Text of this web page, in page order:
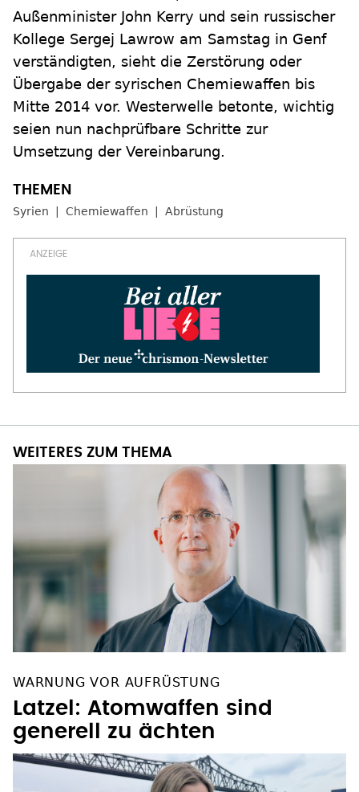
Außenminister John Kerry und sein russischer
Kollege Sergej Lawrow am Samstag in Genf
verständigten, sieht die Zerstörung oder
Übergabe der syrischen Chemiewaffen bis
Mitte 2014 vor. Westerwelle betonte, wichtig
seien nun nachprüfbare Schritte zur
Umsetzung der Vereinbarung.
Syrien Chemiewaffen Abrüstung
WEITERES ZUM THEMA
WARNUNG VOR AUFRÜSTUNG
Latzel: Atomwaffen sind
generell zu ächten